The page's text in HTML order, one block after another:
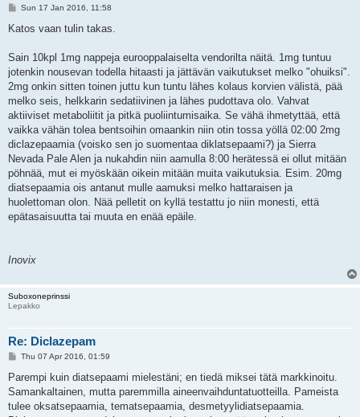
P
s
Sun 17 Jan 2016, 11:58
Katos vaan tulin takas.
Sain 10kpl 1mg nappeja eurooppalaiselta vendorilta näitä. 1mg tuntuu
jotenkin nousevan todella hitaasti ja jättävän vaikutukset melko "ohuiksi".
2mg onkin sitten toinen juttu kun tuntu lähes kolaus korvien välistä, pää
melko seis, helkkarin sedatiivinen ja lähes pudottava olo. Vahvat
aktiiviset metaboliitit ja pitkä puoliintumisaika. Se vähä ihmetyttää, että
vaikka vähän tolea bentsoihin omaankin niin otin tossa yöllä 02:00 2mg
diclazepaamia (voisko sen jo suomentaa diklatsepaami?) ja Sierra
Nevada Pale Alen ja nukahdin niin aamulla 8:00 herätessä ei ollut mitään
pöhnää, mut ei myöskään oikein mitään muita vaikutuksia. Esim. 20mg
diatsepaamia ois antanut mulle aamuksi melko hattaraisen ja
huolettoman olon. Nää pelletit on kyllä testattu jo niin monesti, että
epätasaisuutta tai muuta en enää epäile.
Inovix
Suboxoneprinssi
Lepakko
Re: Diclazepam
P
s
Thu 07 Apr 2016, 01:59
Parempi kuin diatsepaami mielestäni; en tiedä miksei tätä markkinoitu.
Samankaltainen, mutta paremmilla aineenvaihduntatuotteilla. Pameista
tulee oksatsepaamia, tematsepaamia, desmetyylidiatsepaamia.